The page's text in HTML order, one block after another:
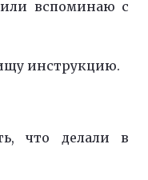
вспоминаю с
инструкцию.
что делали в